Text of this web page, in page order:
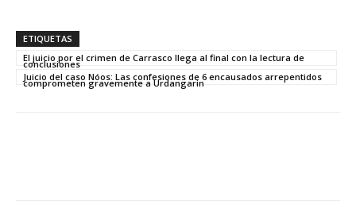
ETIQUETAS
El juicio por el crimen de Carrasco llega al final con la lectura de
conclusiones
Juicio del caso Nóos: Las confesiones de 6 encausados arrepentidos
comprometen gravemente a Urdangarin